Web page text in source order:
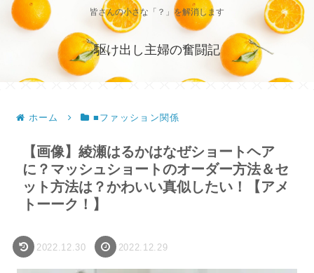
皆さんの小さな「？」を解消します
駆け出し主婦の奮闘記
ホーム ■ファッション関係
【画像】綾瀬はるかはなぜショートヘア
に？マッシュショートのオーダー方法＆セ
ット方法は？かわいい真似したい！【アメ
トーーク！】
2022.12.30 2022.12.29